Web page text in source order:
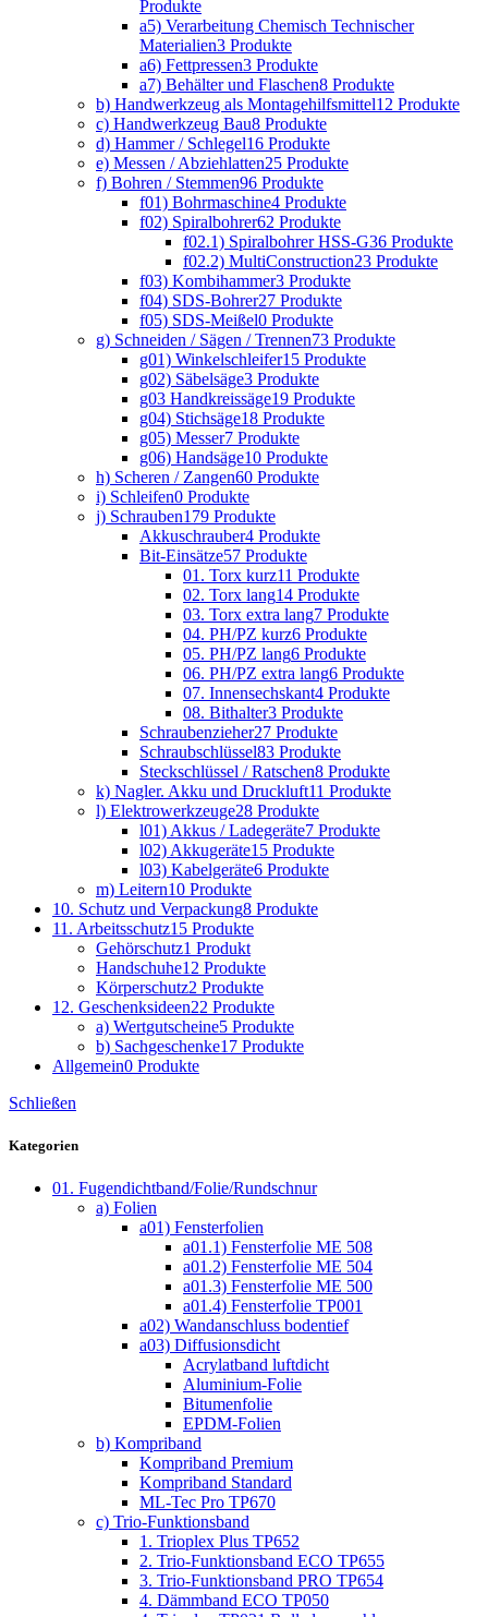
Produkte
a5) Verarbeitung Chemisch Technischer
Materialien3 Produkte
a6) Fettpressen3 Produkte
a7) Behälter und Flaschen8 Produkte
b) Handwerkzeug als Montagehilfsmittel12 Produkte
c) Handwerkzeug Bau8 Produkte
d) Hammer / Schlegel16 Produkte
e) Messen / Abziehlatten25 Produkte
f) Bohren / Stemmen96 Produkte
f01) Bohrmaschine4 Produkte
f02) Spiralbohrer62 Produkte
f02.1) Spiralbohrer HSS-G36 Produkte
f02.2) MultiConstruction23 Produkte
f03) Kombihammer3 Produkte
f04) SDS-Bohrer27 Produkte
f05) SDS-Meißel0 Produkte
g) Schneiden / Sägen / Trennen73 Produkte
g01) Winkelschleifer15 Produkte
g02) Säbelsäge3 Produkte
g03 Handkreissäge19 Produkte
g04) Stichsäge18 Produkte
g05) Messer7 Produkte
g06) Handsäge10 Produkte
h) Scheren / Zangen60 Produkte
i) Schleifen0 Produkte
j) Schrauben179 Produkte
Akkuschrauber4 Produkte
Bit-Einsätze57 Produkte
01. Torx kurz11 Produkte
02. Torx lang14 Produkte
03. Torx extra lang7 Produkte
04. PH/PZ kurz6 Produkte
05. PH/PZ lang6 Produkte
06. PH/PZ extra lang6 Produkte
07. Innensechskant4 Produkte
08. Bithalter3 Produkte
Schraubenzieher27 Produkte
Schraubschlüssel83 Produkte
Steckschlüssel / Ratschen8 Produkte
k) Nagler. Akku und Druckluft11 Produkte
l) Elektrowerkzeuge28 Produkte
l01) Akkus / Ladegeräte7 Produkte
l02) Akkugeräte15 Produkte
l03) Kabelgeräte6 Produkte
m) Leitern10 Produkte
10. Schutz und Verpackung8 Produkte
11. Arbeitsschutz15 Produkte
Gehörschutz1 Produkt
Handschuhe12 Produkte
Körperschutz2 Produkte
12. Geschenksideen22 Produkte
a) Wertgutscheine5 Produkte
b) Sachgeschenke17 Produkte
Allgemein0 Produkte
Schließen
Kategorien
01. Fugendichtband/Folie/Rundschnur
a) Folien
a01) Fensterfolien
a01.1) Fensterfolie ME 508
a01.2) Fensterfolie ME 504
a01.3) Fensterfolie ME 500
a01.4) Fensterfolie TP001
a02) Wandanschluss bodentief
a03) Diffusionsdicht
Acrylatband luftdicht
Aluminium-Folie
Bitumenfolie
EPDM-Folien
b) Kompriband
Kompriband Premium
Kompriband Standard
ML-Tec Pro TP670
c) Trio-Funktionsband
1. Trioplex Plus TP652
2. Trio-Funktionsband ECO TP655
3. Trio-Funktionsband PRO TP654
4. Dämmband ECO TP050